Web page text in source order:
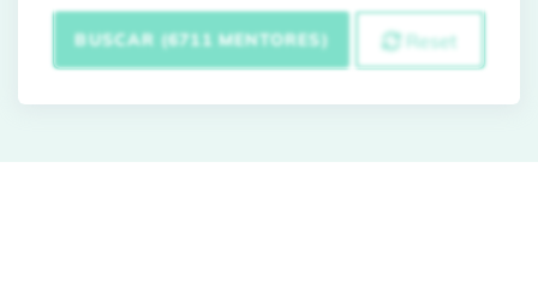
BUSCAR (6711 MENTORES) Reset